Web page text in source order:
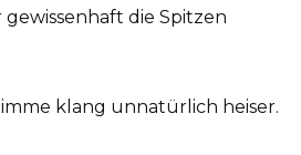
die Spitzen
klang unnatürlich heiser.